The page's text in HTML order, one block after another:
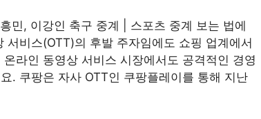
민, 이강인 축구 중계 | 스포츠 중계 보는 법에
비스(OTT)의 후발 주자임에도 쇼핑 업계에서
라인 동영상 서비스 시장에서도 공격적인 경영
. 쿠팡은 자사 OTT인 쿠팡플레이를 통해 지난